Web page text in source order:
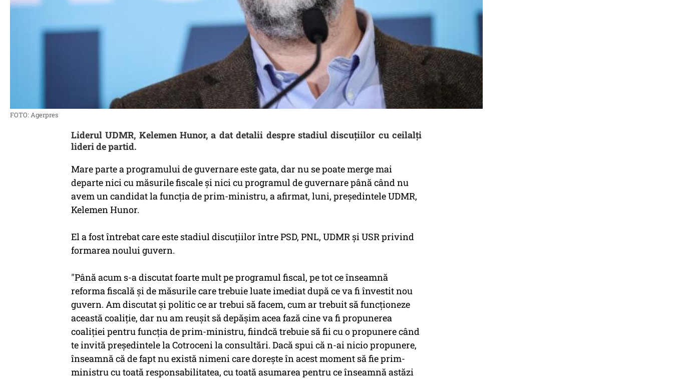
FOTO: Agerpres
Liderul UDMR, Kelemen Hunor, a dat detalii despre stadiul discuțiilor cu ceilalți
lideri de partid.
Mare parte a programului de guvernare este gata, dar nu se poate merge mai
departe nici cu măsurile fiscale şi nici cu programul de guvernare până când nu
avem un candidat la funcţia de prim-ministru, a afirmat, luni, preşedintele UDMR,
Kelemen Hunor.
El a fost întrebat care este stadiul discuţiilor între PSD, PNL, UDMR şi USR privind
formarea noului guvern.
"Până acum s-a discutat foarte mult pe programul fiscal, pe tot ce înseamnă
reforma fiscală şi de măsurile care trebuie luate imediat după ce va fi învestit nou
guvern. Am discutat şi politic ce ar trebui să facem, cum ar trebuit să funcţioneze
această coaliţie, dar nu am reuşit să depăşim acea fază cine va fi propunerea
coaliţiei pentru funcţia de prim-ministru, fiindcă trebuie să fii cu o propunere când
te invită preşedintele la Cotroceni la consultări. Dacă spui că n-ai nicio propunere,
înseamnă că de fapt nu există nimeni care doreşte în acest moment să fie prim-
ministru cu toată responsabilitatea, cu toată asumarea pentru ce înseamnă astăzi